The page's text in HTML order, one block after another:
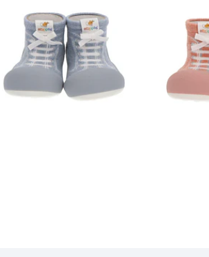
ATTIPAS BABY
DENIM LIGHT
BLUE
32,90€